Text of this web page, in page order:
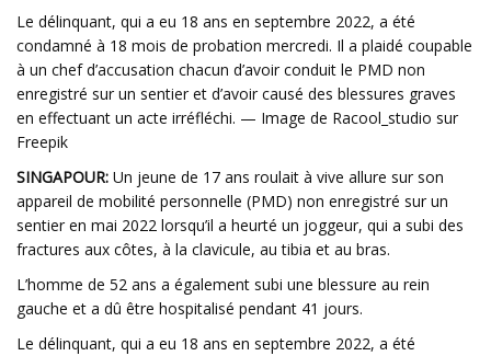
Le délinquant, qui a eu 18 ans en septembre 2022, a été
condamné à 18 mois de probation mercredi. Il a plaidé coupable
à un chef d’accusation chacun d’avoir conduit le PMD non
enregistré sur un sentier et d’avoir causé des blessures graves
en effectuant un acte irréfléchi. — Image de Racool_studio sur
Freepik
SINGAPOUR: Un jeune de 17 ans roulait à vive allure sur son
appareil de mobilité personnelle (PMD) non enregistré sur un
sentier en mai 2022 lorsqu’il a heurté un joggeur, qui a subi des
fractures aux côtes, à la clavicule, au tibia et au bras.
L’homme de 52 ans a également subi une blessure au rein
gauche et a dû être hospitalisé pendant 41 jours.
Le délinquant, qui a eu 18 ans en septembre 2022, a été